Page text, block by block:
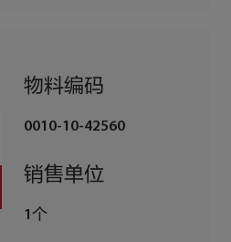
物料编码
0010-10-42560
销售单位
1个